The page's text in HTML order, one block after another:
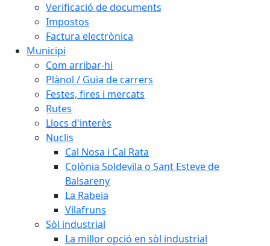
Verificació de documents
Impostos
Factura electrònica
Municipi
Com arribar-hi
Plànol / Guia de carrers
Festes, fires i mercats
Rutes
Llocs d'interès
Nuclis
Cal Nosa i Cal Rata
Colònia Soldevila o Sant Esteve de
Balsareny
La Rabeia
Vilafruns
Sòl industrial
La millor opció en sòl industrial